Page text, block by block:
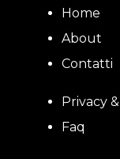
Home
About
Contatti
Privacy
Faq